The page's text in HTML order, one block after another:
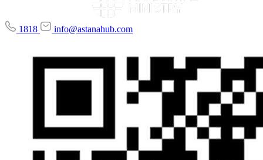
1818 info@astanahub.com